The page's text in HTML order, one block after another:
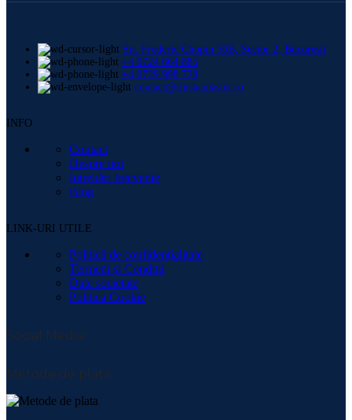
Str. Frederic Chopin 30B, Sector 2, București
+4 0724 664 885
+4 0729 998 728
contact@shishamaster.ro
INFO
Contact
Despre noi
Intrebări frecvente
Blog
LINK-URI UTILE
Politică de confidențialitate
Termeni și Condiții
Date societate
Politica Cookie
Social Media:
Metode de plată: